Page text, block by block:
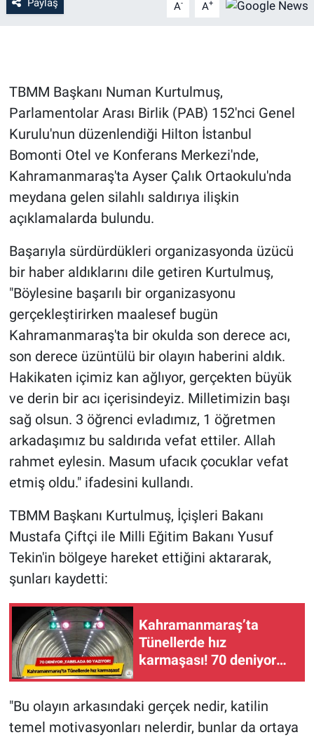
Paylaş A- A+
TBMM Başkanı Numan Kurtulmuş,
Parlamentolar Arası Birlik (PAB) 152'nci Genel
Kurulu'nun düzenlendiği Hilton İstanbul
Bomonti Otel ve Konferans Merkezi'nde,
Kahramanmaraş'ta Ayser Çalık Ortaokulu'nda
meydana gelen silahlı saldırıya ilişkin
açıklamalarda bulundu.
Başarıyla sürdürdükleri organizasyonda üzücü
bir haber aldıklarını dile getiren Kurtulmuş,
"Böylesine başarılı bir organizasyonu
gerçekleştirirken maalesef bugün
Kahramanmaraş'ta bir okulda son derece acı,
son derece üzüntülü bir olayın haberini aldık.
Hakikaten içimiz kan ağlıyor, gerçekten büyük
ve derin bir acı içerisindeyiz. Milletimizin başı
sağ olsun. 3 öğrenci evladımız, 1 öğretmen
arkadaşımız bu saldırıda vefat ettiler. Allah
rahmet eylesin. Masum ufacık çocuklar vefat
etmiş oldu." ifadesini kullandı.
TBMM Başkanı Kurtulmuş, İçişleri Bakanı
Mustafa Çiftçi ile Milli Eğitim Bakanı Yusuf
Tekin'in bölgeye hareket ettiğini aktararak,
şunları kaydetti:
Kahramanmaraş’ta
Tünellerde hız
karmaşası! 70 deniyor
tabelada 80 yazıyor!
"Bu olayın arkasındaki gerçek nedir, katilin
temel motivasyonları nelerdir, bunlar da ortaya